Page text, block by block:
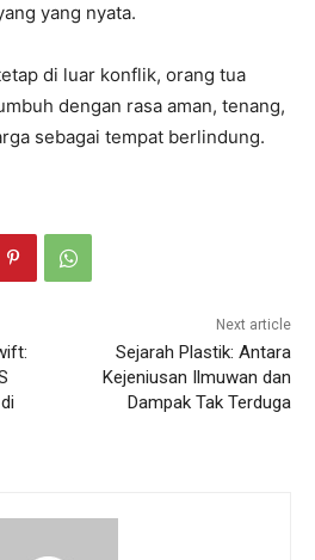
yang nyata.
di luar konflik, orang tua
dengan rasa aman, tenang,
sebagai tempat berlindung.
Next article
Sejarah Plastik: Antara
Kejeniusan Ilmuwan dan
Dampak Tak Terduga